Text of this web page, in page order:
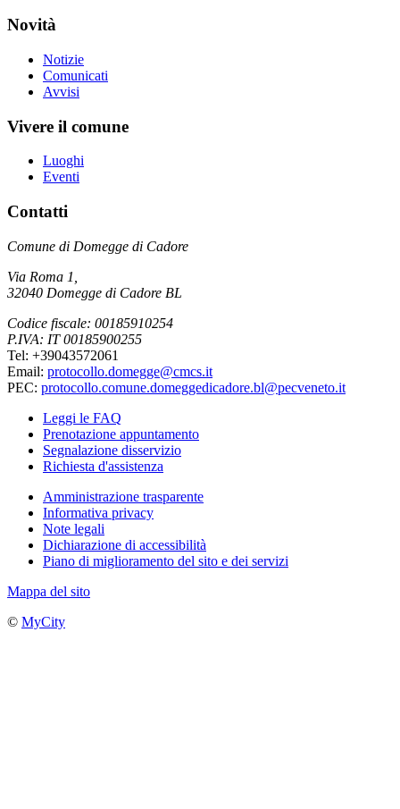
Novità
Notizie
Comunicati
Avvisi
Vivere il comune
Luoghi
Eventi
Contatti
Comune di Domegge di Cadore
Via Roma 1,
32040 Domegge di Cadore BL
Codice fiscale: 00185910254
P.IVA: IT 00185900255
Tel: +39043572061
Email: protocollo.domegge@cmcs.it
PEC: protocollo.comune.domeggedicadore.bl@pecveneto.it
Leggi le FAQ
Prenotazione appuntamento
Segnalazione disservizio
Richiesta d'assistenza
Amministrazione trasparente
Informativa privacy
Note legali
Dichiarazione di accessibilità
Piano di miglioramento del sito e dei servizi
Mappa del sito
© MyCity